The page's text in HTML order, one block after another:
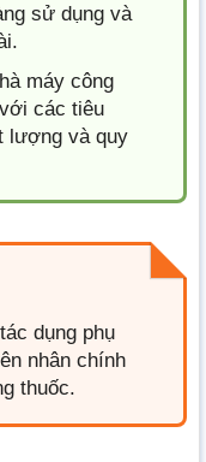
sử dụng và
máy công
các tiêu
lượng và quy
dụng phụ
nhân chính
thuốc.